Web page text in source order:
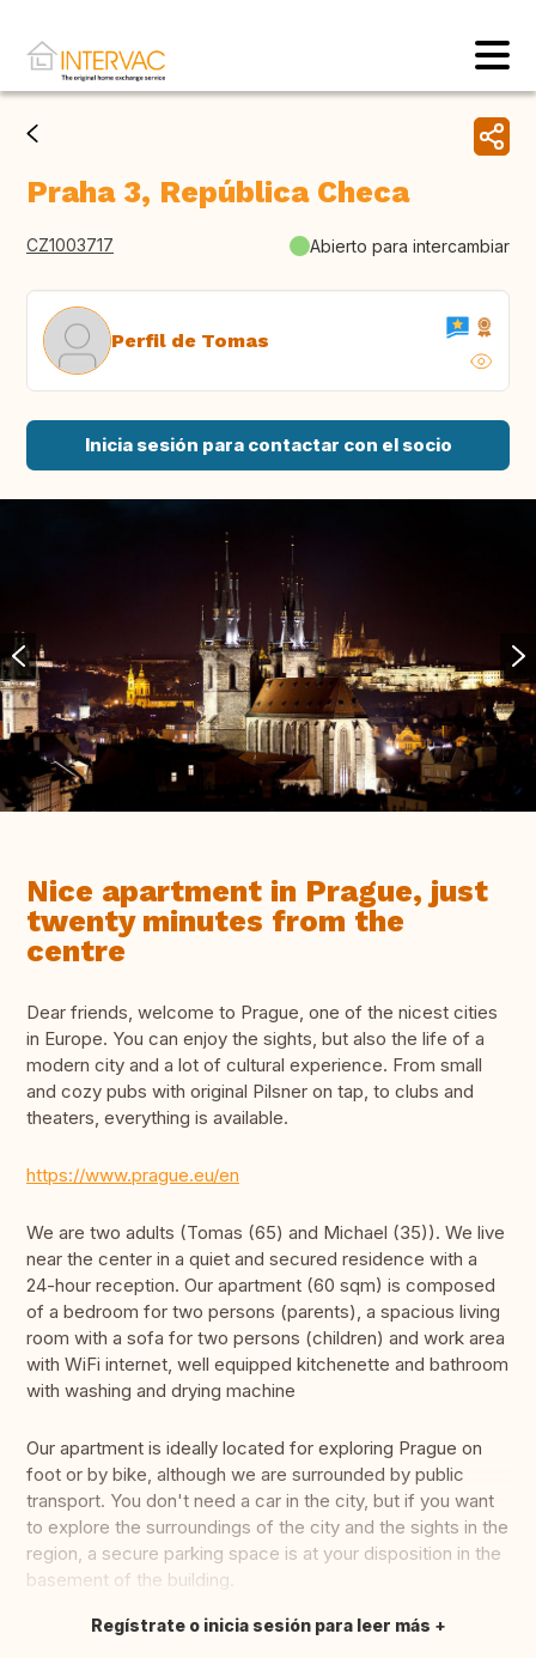
Praha 3, República Checa
CZ1003717 Abierto para intercambiar
Perfil de Tomas
Inicia sesión para contactar con el socio
Nice apartment in Prague, just
twenty minutes from the
centre
Dear friends, welcome to Prague, one of the nicest cities
in Europe. You can enjoy the sights, but also the life of a
modern city and a lot of cultural experience. From small
and cozy pubs with original Pilsner on tap, to clubs and
theaters, everything is available.
https://www.prague.eu/en
We are two adults (Tomas (65) and Michael (35)). We live
near the center in a quiet and secured residence with a
24-hour reception. Our apartment (60 sqm) is composed
of a bedroom for two persons (parents), a spacious living
room with a sofa for two persons (children) and work area
with WiFi internet, well equipped kitchenette and bathroom
with washing and drying machine
Our apartment is ideally located for exploring Prague on
foot or by bike, although we are surrounded by public
transport. You don't need a car in the city, but if you want
to explore the surroundings of the city and the sights in the
region, a secure parking space is at your disposition in the
basement of the building.
Traducir
Regístrate o inicia sesión para leer más